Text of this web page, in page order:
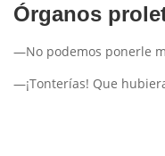
Órganos
—No podemos ponerle
—¡Tonterías! Que